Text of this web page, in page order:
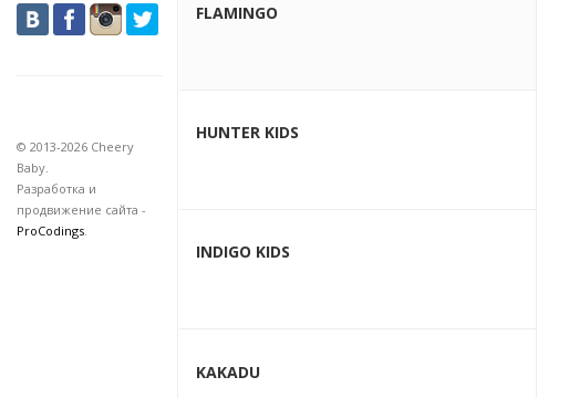
© 2013-2026 Cheery
Baby.
Разработка и
продвижение сайта -
ProCodings.
FLAMINGO
HUNTER KIDS
INDIGO KIDS
KAKADU